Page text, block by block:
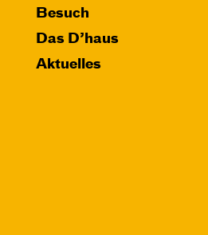
Besuch
Das D’haus
Aktuelles